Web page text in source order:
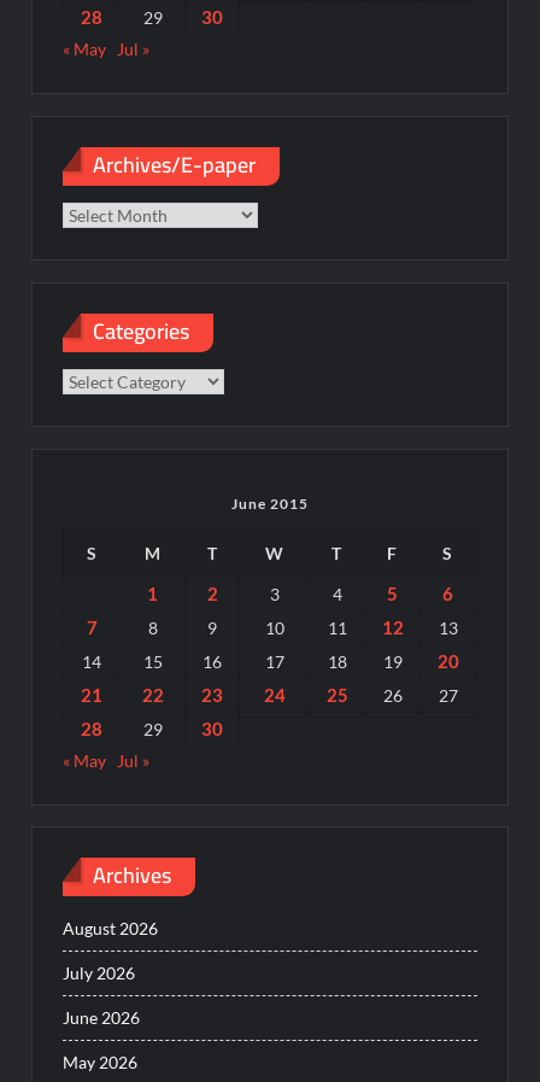
28 29 30
« May Jul »
Archives/E-paper
Categories
Categories
June 2015
S M T W T F S
1 2 3 4 5
6
7
8 9 10 11 12
13
14
15 16 17 18 19
20
21
22 23 24 25 26 27
28 29 30
« May Jul »
Archives
August 2026
July 2026
June 2026
May 2026